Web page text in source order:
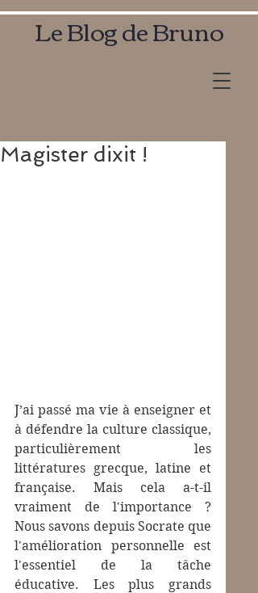
Le Blog de Bruno
Magister dixit !
J’ai passé ma vie à enseigner et
à défendre la culture classique,
particulièrement les
littératures grecque, latine et
française. Mais cela a-t-il
vraiment de l'importance ?
Nous savons depuis Socrate que
l'amélioration personnelle est
l'essentiel de la tâche
éducative. Les plus grands